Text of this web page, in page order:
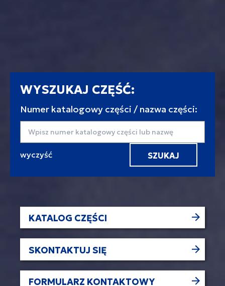
WYSZUKAJ CZĘŚĆ:
Numer katalogowy części / nazwa części:
KATALOG CZĘŚCI
SKONTAKTUJ SIĘ
FORMULARZ KONTAKTOWY